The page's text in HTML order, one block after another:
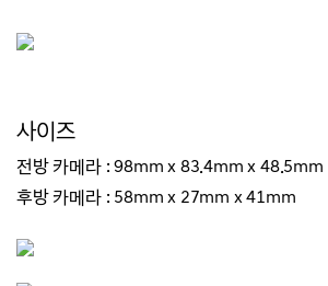
사이즈
전방 카메라 : 98mm x 83.4mm x48.5mm
후방 카메라 : 58mm x 27mm x41mm